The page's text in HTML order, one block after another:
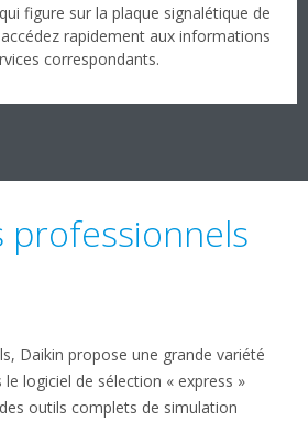
figure sur la plaque signalétique de
rapidement aux informations
correspondants.
professionnels
Daikin propose une grande variété
le logiciel de sélection « express »
des outils complets de simulation